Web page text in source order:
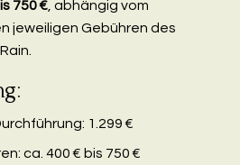
750 € , abhängig vom
jeweiligen Gebühren des
1.299 €
ca. 400 € bis 750 €